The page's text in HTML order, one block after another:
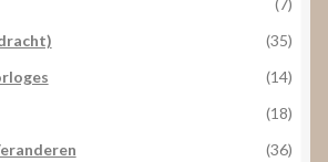
(35)
(14)
(18)
(36)